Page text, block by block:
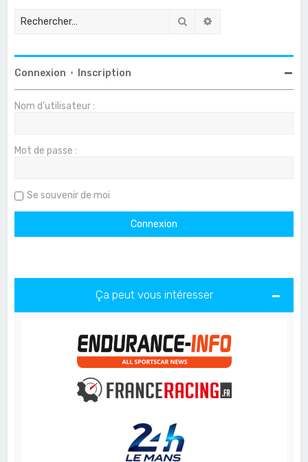
Rechercher
Connexion • Inscription
Nom d’utilisateur :
Mot de passe :
Se souvenir de moi
Ça peut vous intéresser